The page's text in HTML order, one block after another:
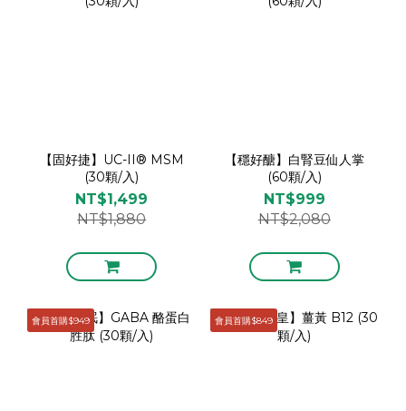
【固好捷】UC-II® MSM
(30顆/入)
NT$1,499
NT$1,880
【穩好醣】白腎豆仙人掌
(60顆/入)
NT$999
NT$2,080
會員首購$949 會員首購$849